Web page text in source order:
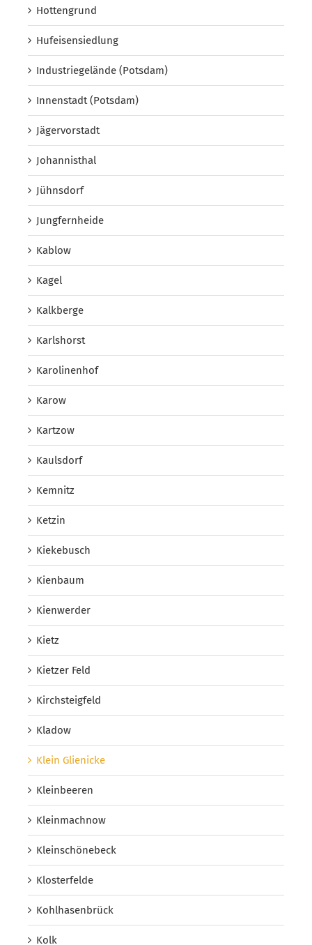
Hottengrund
Hufeisensiedlung
Industriegelände (Potsdam)
Innenstadt (Potsdam)
Jägervorstadt
Johannisthal
Jühnsdorf
Jungfernheide
Kablow
Kagel
Kalkberge
Karlshorst
Karolinenhof
Karow
Kartzow
Kaulsdorf
Kemnitz
Ketzin
Kiekebusch
Kienbaum
Kienwerder
Kietz
Kietzer Feld
Kirchsteigfeld
Kladow
Klein Glienicke
Kleinbeeren
Kleinmachnow
Kleinschönebeck
Klosterfelde
Kohlhasenbrück
Kolk